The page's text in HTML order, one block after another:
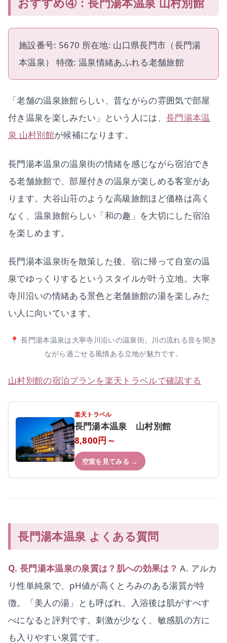
施設番号: 5670 所在地: 山口県長門市（長門湯
本温泉） 特徴: 温泉情緒あふれる老舗旅館
「老舗の温泉旅館らしい、昔ながらの雰囲気で部屋
付き温泉を楽しみたい」という人には、長門湯本温
泉 山村別館が候補になります。
長門湯本温泉の温泉街の情緒を感じながら宿泊でき
る老舗旅館で、部屋付きの温泉が楽しめる客室があ
ります。大谷山荘のような高級旅館ほど価格は高く
なく、温泉旅館らしい「和の趣」を大切にした宿泊
を楽しめます。
長門湯本温泉街を散策した後、宿に帰って自室の温
泉でゆっくりするというスタイルが叶う立地。大寧
寺川沿いの情緒ある景色と老舗旅館の湯を楽しみた
い人に向いています。
📍 長門湯本温泉は大寧寺川沿いの温泉街。川の流れる音を聞き
ながら過ごせる風情ある立地が魅力です。
山村別館の宿泊プランを楽天トラベルで確認する
楽天トラベル
長門湯本温泉 山村別館
8,800円～
空室を見てみる →
長門湯本温泉 よくある質問
Q. 長門湯本温泉の泉質は？肌への効果は？ A. アルカ
リ性単純泉で、pH値が高くとろみのある湯質が特
徴。「美人の湯」とも呼ばれ、入浴後は肌がすべす
べになると評判です。刺激が少なく、敏感肌の方に
も入りやすい泉質です。